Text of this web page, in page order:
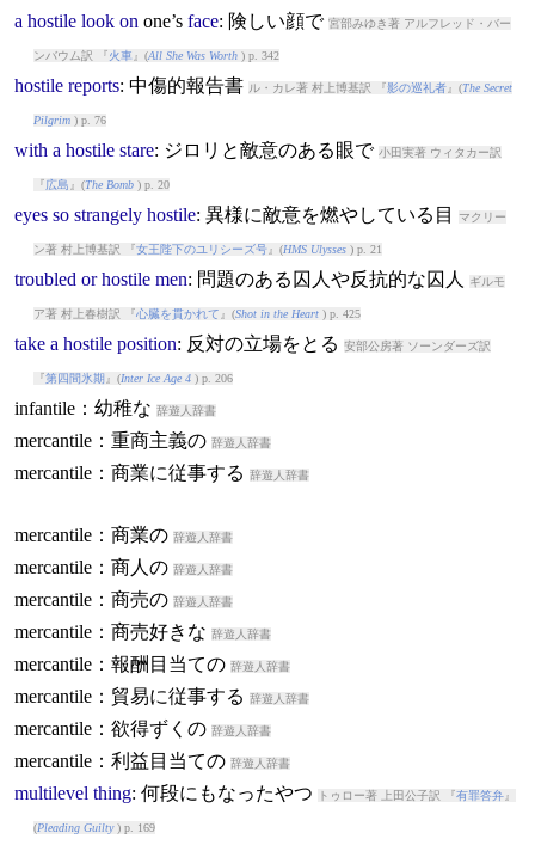
a hostile look on one’s face: 険しい顔で 宮部みゆき著 アルフレッド・バー
ンバウム訳 『火車 』(All She Was Worth) p. 342
hostile reports: 中傷的報告書 ル・カレ著 村上博基訳 『影の巡礼者』(The Secret
Pilgrim) p. 76
with a hostile stare: ジロリと敵意のある眼で 小田実著 ウィタカー訳
『広島 』(The Bomb) p. 20
eyes so strangely hostile: 異様に敵意を燃やしている目 マクリー
ン著 村上博基訳 『女王陛下のユリシーズ号』(HMS Ulysses) p. 21
troubled or hostile men: 問題のある囚人や反抗的な囚人 ギルモ
ア著 村上春樹訳 『心臓を貫かれて 』(Shot in the Heart) p. 425
take a hostile position: 反対の立場をとる 安部公房著 ソーンダーズ訳
『第四間氷期 』(Inter Ice Age 4) p. 206
infantile：幼稚な 辞遊人辞書
mercantile：重商主義の 辞遊人辞書
mercantile：商業に従事する 辞遊人辞書
mercantile：商業の 辞遊人辞書
mercantile：商人の 辞遊人辞書
mercantile：商売の 辞遊人辞書
mercantile：商売好きな 辞遊人辞書
mercantile：報酬目当ての 辞遊人辞書
mercantile：貿易に従事する 辞遊人辞書
mercantile：欲得ずくの 辞遊人辞書
mercantile：利益目当ての 辞遊人辞書
multilevel thing: 何段にもなったやつ トゥロー著 上田公子訳 『有罪答弁』
(Pleading Guilty) p. 169